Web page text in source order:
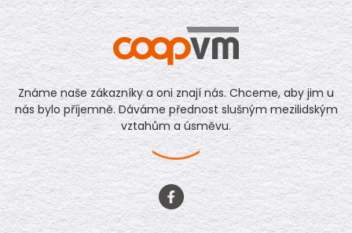
Známe naše zákazníky a oni znají nás. Chceme, aby jim u
nás bylo příjemně. Dáváme přednost slušným mezilidským
vztahům a úsměvu.